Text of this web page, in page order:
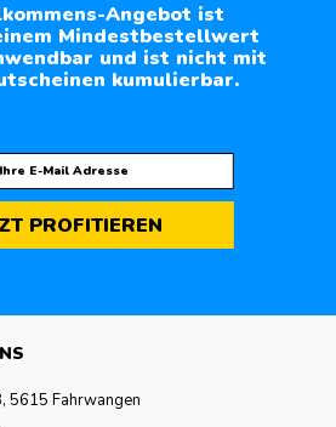
Angebot ist
Mindestbestellwert
und ist nicht mit
kumulierbar.
PROFITIEREN
5615 Fahrwangen